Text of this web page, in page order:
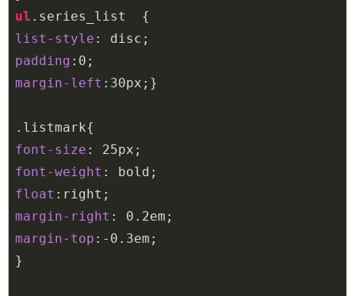
ul .series_list
list-style
padding : 0
margin-left : 30px ;}
.listmark
font-size : 25px
font-weight
float
margin-right : 0.2em
margin-top :- 0.3em ;
}